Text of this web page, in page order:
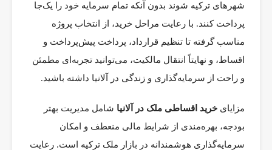
شهرهای ترکیه شوند بدون آنکه تمام سرمایه خود را یک‌جا
پرداخت کنند. با رعایت مراحل خرید، از انتخاب پروژه
مناسب گرفته تا تنظیم قرارداد، پرداخت پیش‌پرداخت و
اقساط، و نهایتاً انتقال مالکیت، می‌توانید تجربه‌ای مطمئن
و راحت از سرمایه‌گذاری و زندگی در آلانیا داشته باشید.
مزایای خرید اقساطی ملک در آلانیا شامل مدیریت بهتر
بودجه، بهره‌مندی از شرایط مالی منعطف و امکان
سرمایه‌گذاری هوشمندانه در بازار ملک ترکیه است. رعایت